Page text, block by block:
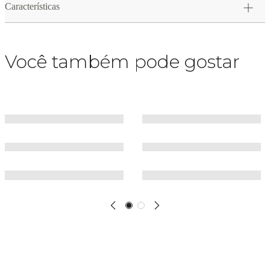
Características
Você também pode gostar